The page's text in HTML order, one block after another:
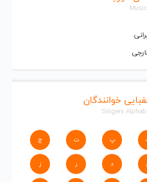
خوانندگان
Singers
پ ت ج
د ر ز